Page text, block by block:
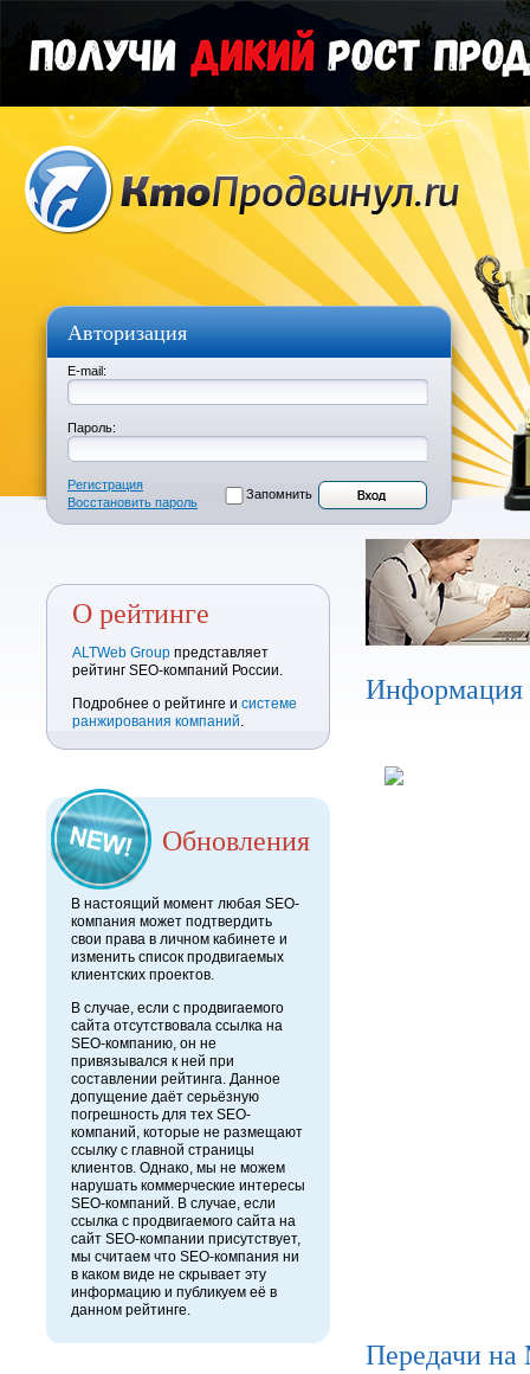
Авторизация
E-mail:
Пароль:
Регистрация
Восстановить пароль
Запомнить
О рейтинге
ALTWeb Group представляет
рейтинг SEO-компаний России.
Подробнее о рейтинге и системе
ранжирования компаний.
Обновления
В настоящий момент любая SEO-
компания может подтвердить
свои права в личном кабинете и
изменить список продвигаемых
клиентских проектов.
В случае, если с продвигаемого
сайта отсутствовала ссылка на
SEO-компанию, он не
привязывался к ней при
составлении рейтинга. Данное
допущение даёт серьёзную
погрешность для тех SEO-
компаний, которые не размещают
ссылку с главной страницы
клиентов. Однако, мы не можем
нарушать коммерческие интересы
SEO-компаний. В случае, если
ссылка с продвигаемого сайта на
сайт SEO-компании присутствует,
мы считаем что SEO-компания ни
в каком виде не скрывает эту
информацию и публикуем её в
данном рейтинге.
Информация
Передачи на